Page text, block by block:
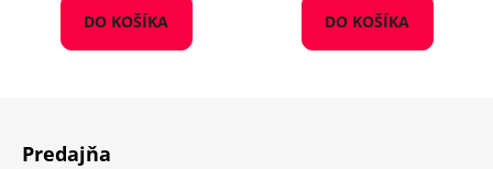
DO KOŠÍKA DO KOŠÍKA
Predajňa